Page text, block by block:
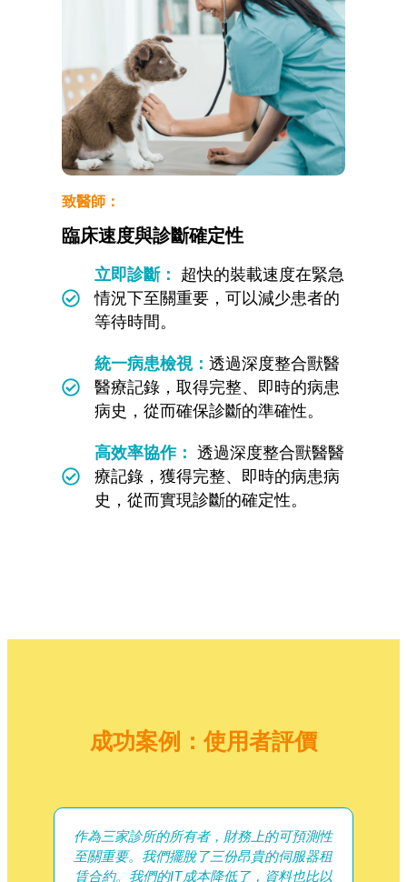
致醫師：
臨床速度與診斷確定性
立即診斷：
超快的裝載速度在緊急
情況下至關重要，可以減少患者的
等待時間。
統一病患檢視： 透過深度整合獸醫
醫療記錄，取得完整、即時的病患
病史，從而確保診斷的準確性。
高效率協作： 透過深度整合獸醫醫
療記錄，獲得完整、即時的病患病
史，從而實現診斷的確定性。
成功案例：使用者評價
作為三家診所的所有者，財務上的可預測性
至關重要。我們擺脫了三份昂貴的伺服器租
賃合約。我們的IT成本降低了，資料也比以